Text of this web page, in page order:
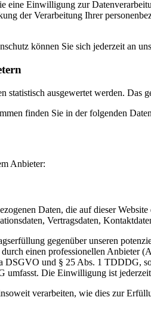
eine Einwilligung zur
der Verarbeitung Ihrer
können Sie sich jederzeit an
statistisch ausgewertet werden. Das
finden Sie in der folgenden
Anbieter:
Daten, die auf dieser
Vertragsdaten,
gegenüber unseren
einen professionellen
DSGVO und § 25 Abs. 1 TDDDG,
Die Einwilligung ist
verarbeiten, wie dies zur